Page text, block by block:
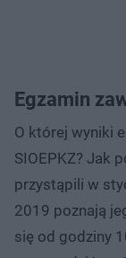
Egzamin
O której wyniki
SIOEPKZ? Jak
przystąpili w
2019 poznają
się od godziny